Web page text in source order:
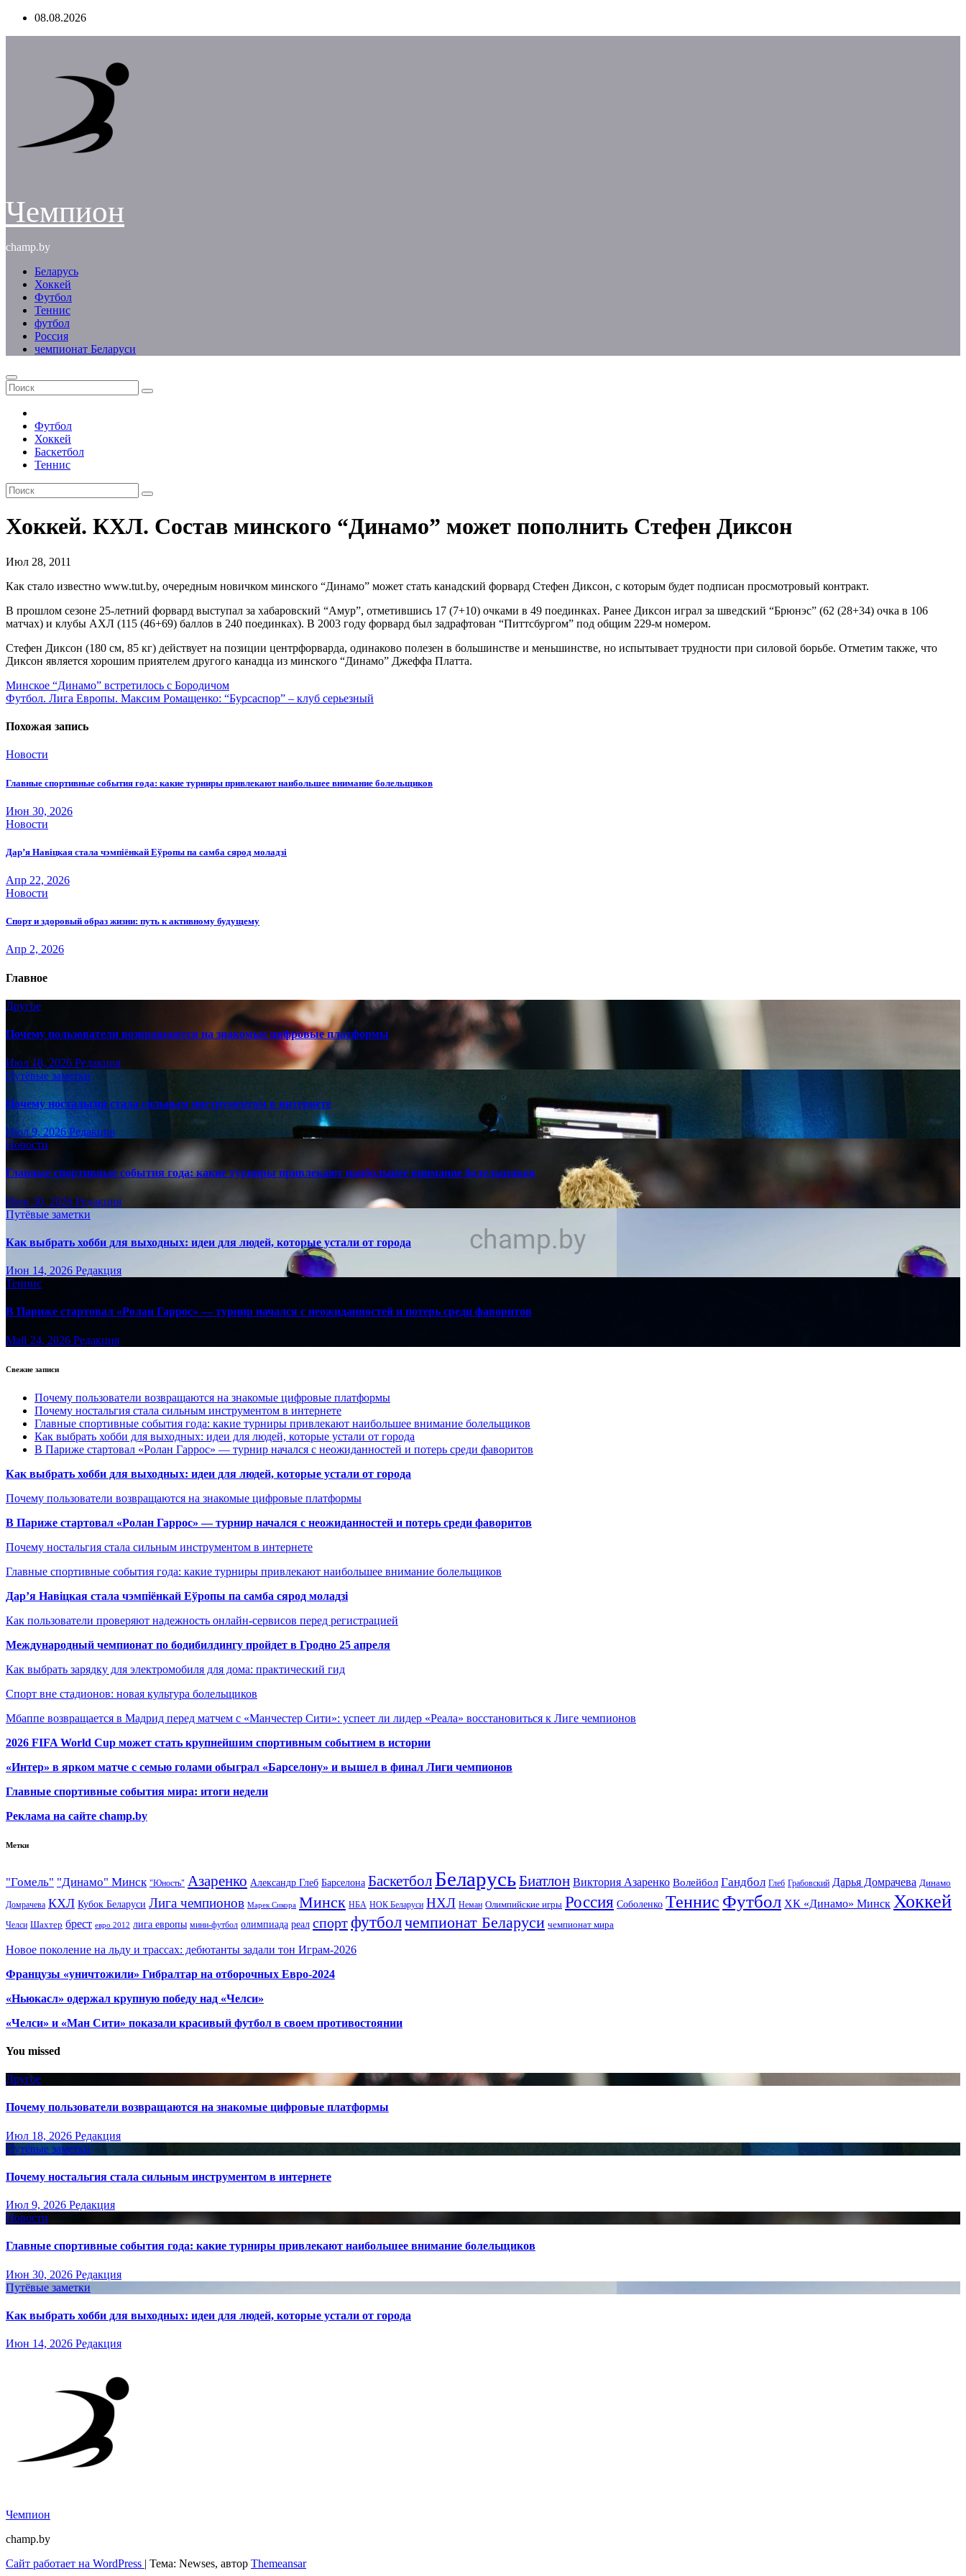
Перейти08.08.2026
Чемпион
champ.by
Беларусь
Хоккей
Футбол
Теннис
футбол
Россия
чемпионат Беларуси
Футбол
Хоккей
Баскетбол
Теннис
Хоккей. КХЛ. Состав минского “Динамо” может пополнить Стефен Диксон
Июл 28, 2011
Как стало известно www.tut.by, очередным новичком минского “Динамо” может стать канадский форвард Стефен Диксон, с которым будет подписан просмотровый контракт.
В прошлом сезоне 25-летний форвард выступал за хабаровский “Амур”, отметившись 17 (7+10) очками в 49 поединках. Ранее Диксон играл за шведский “Брюнэс” (62 (28+34) очка в 106
матчах) и клубы АХЛ (115 (46+69) баллов в 240 поединках). В 2003 году форвард был задрафтован “Питтсбургом” под общим 229-м номером.
Стефен Диксон (180 см, 85 кг) действует на позиции центрфорварда, одинаково полезен в большинстве и меньшинстве, но испытывает трудности при силовой борьбе. Отметим также, что
Диксон является хорошим приятелем другого канадца из минского “Динамо” Джеффа Платта.
Навигация
по
записям
Минское “Динамо” встретилось с Бородичом
Футбол. Лига Европы. Максим Ромащенко: “Бурсаспор” – клуб серьезный
Похожая запись
Новости
Главные спортивные события года: какие турниры привлекают наибольшее внимание болельщиков
Июн 30, 2026
Новости
Дар’я Навіцкая стала чэмпіёнкай Еўропы па самба сярод моладзі
Апр 22, 2026
Новости
Спорт и здоровый образ жизни: путь к активному будущему
Апр 2, 2026
Главное
Другое
Почему пользователи возвращаются на знакомые цифровые платформы
Июл 18, 2026 Редакция
Путёвые заметки
Почему ностальгия стала сильным инструментом в интернете
Июл 9, 2026 Редакция
Новости
Главные спортивные события года: какие турниры привлекают наибольшее внимание болельщиков
Июн 30, 2026 Редакция
Путёвые заметки
Как выбрать хобби для выходных: идеи для людей, которые устали от города
Июн 14, 2026 Редакция
Теннис
В Париже стартовал «Ролан Гаррос» — турнир начался с неожиданностей и потерь среди фаворитов
Май 24, 2026 Редакция
Свежие записи
Почему пользователи возвращаются на знакомые цифровые платформы
Почему ностальгия стала сильным инструментом в интернете
Главные спортивные события года: какие турниры привлекают наибольшее внимание болельщиков
Как выбрать хобби для выходных: идеи для людей, которые устали от города
В Париже стартовал «Ролан Гаррос» — турнир начался с неожиданностей и потерь среди фаворитов
Как выбрать хобби для выходных: идеи для людей, которые устали от города
Почему пользователи возвращаются на знакомые цифровые платформы
В Париже стартовал «Ролан Гаррос» — турнир начался с неожиданностей и потерь среди фаворитов
Почему ностальгия стала сильным инструментом в интернете
Главные спортивные события года: какие турниры привлекают наибольшее внимание болельщиков
Дар’я Навіцкая стала чэмпіёнкай Еўропы па самба сярод моладзі
Как пользователи проверяют надежность онлайн-сервисов перед регистрацией
Международный чемпионат по бодибилдингу пройдет в Гродно 25 апреля
Как выбрать зарядку для электромобиля для дома: практический гид
Спорт вне стадионов: новая культура болельщиков
Мбаппе возвращается в Мадрид перед матчем с «Манчестер Сити»: успеет ли лидер «Реала» восстановиться к Лиге чемпионов
2026 FIFA World Cup может стать крупнейшим спортивным событием в истории
«Интер» в ярком матче с семью голами обыграл «Барселону» и вышел в финал Лиги чемпионов
Главные спортивные события мира: итоги недели
Реклама на сайте champ.by
Метки
"Гомель" "Динамо" Минск "Юность" Азаренко Александр Глеб Барселона Баскетбол БеларусьБиатлон Виктория Азаренко Волейбол Гандбол Глеб Грабовский Дарья Домрачева Динамо
Домрачева КХЛ Кубок Беларуси Лига чемпионов Марек Сикора Минск НБА НОК Беларуси НХЛ Неман Олимпийские игры Россия Соболенко Теннис Футбол ХК «Динамо» Минск Хоккей
Челси Шахтер брест евро 2012 лига европы мини-футбол олимпиада реал спортфутболчемпионат Беларуси чемпионат мира
Новое поколение на льду и трассах: дебютанты задали тон Играм-2026
Французы «уничтожили» Гибралтар на отборочных Евро-2024
«Ньюкасл» одержал крупную победу над «Челси»
«Челси» и «Ман Сити» показали красивый футбол в своем противостоянии
You missed
Другое
Почему пользователи возвращаются на знакомые цифровые платформы
Июл 18, 2026 Редакция
Путёвые заметки
Почему ностальгия стала сильным инструментом в интернете
Июл 9, 2026 Редакция
Новости
Главные спортивные события года: какие турниры привлекают наибольшее внимание болельщиков
Июн 30, 2026 Редакция
Путёвые заметки
Как выбрать хобби для выходных: идеи для людей, которые устали от города
Июн 14, 2026 Редакция
Чемпион
champ.by
Сайт работает на WordPress | Тема: Newses, автор Themeansar